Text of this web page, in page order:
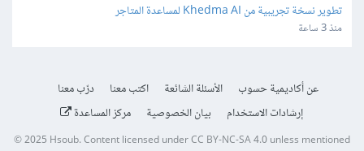
تطوير نسخة تجريبية من Khedma AI لمساعدة المتاجر
منذ 3 ساعة
عن أكاديمية حسوب الأسئلة الشائعة اكتب معنا
درّب معنا
إرشادات الاستخدام
بيان الخصوصية مركز المساعدة
© 2025 Hsoub.Content licensed underCC BY-NC-SA 4.0unless mentioned